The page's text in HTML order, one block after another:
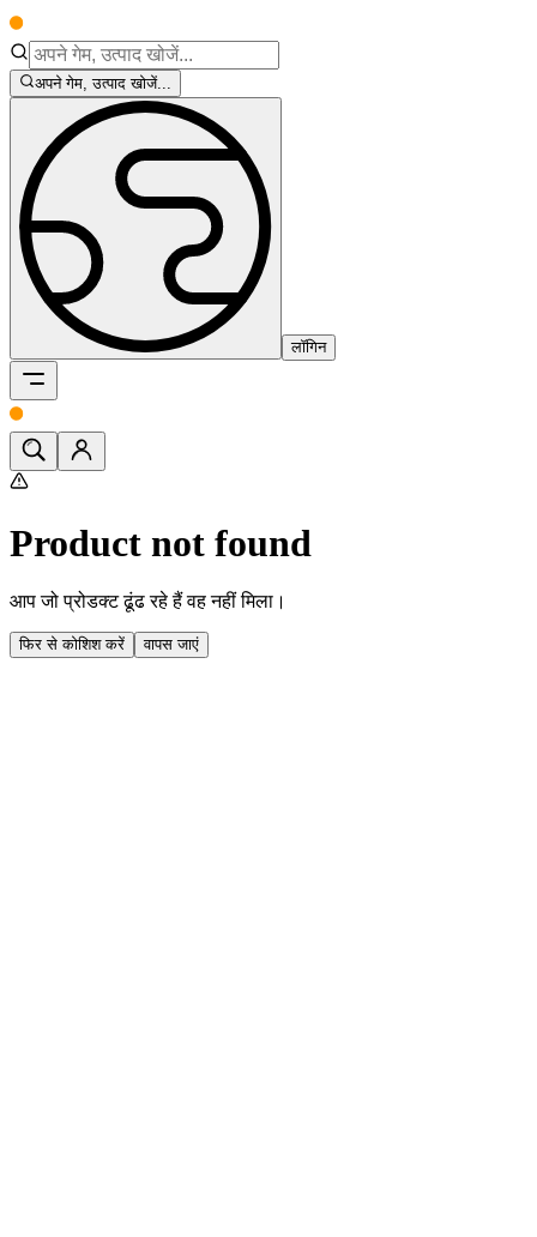
अपने गेम, उत्पाद खोजें...
लॉगिन
Product not found
आप जो प्रोडक्ट ढूंढ रहे हैं वह नहीं मिला।
फिर से कोशिश करें वापस जाएं